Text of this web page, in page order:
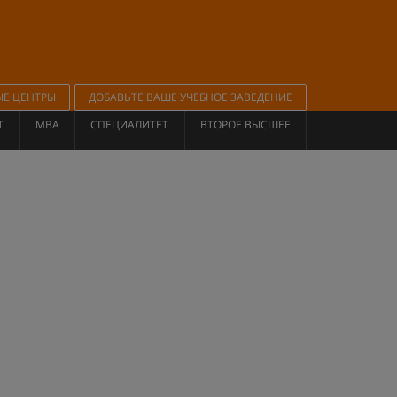
ЦЕНТРЫ
ДОБАВЬТЕ ВАШЕ УЧЕБНОЕ ЗАВЕДЕНИЕ
MBA СПЕЦИАЛИТЕТ ВТОРОЕ ВЫСШЕЕ